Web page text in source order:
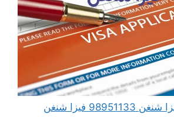
مكتب استخراج فيزا شنغن 98951133 فيزا شنغن